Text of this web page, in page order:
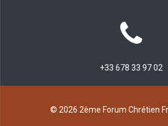
+33 678 33 97 02
© 2026 2ème Forum Chrétien